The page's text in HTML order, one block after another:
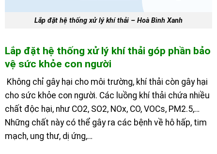
Lắp đặt hệ thống xử lý khí thải – Hoà Bình Xanh
Lắp đặt hệ thống xử lý khí thải góp phần bảo
vệ sức khỏe con người
Không chỉ gây hại cho môi trường, khí thải còn gây hại
cho sức khỏe con người. Các luồng khí thải chứa nhiều
chất độc hại, như CO2, SO2, NOx, CO, VOCs, PM2.5,…
Những chất này có thể gây ra các bệnh về hô hấp, tim
mạch, ung thư, dị ứng,…